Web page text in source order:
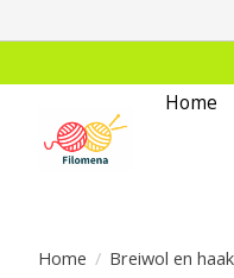
Home
Home / Breiwol en